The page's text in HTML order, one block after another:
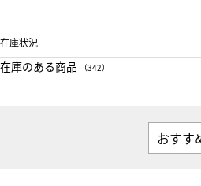
在庫状況
在庫のある商品 （342）